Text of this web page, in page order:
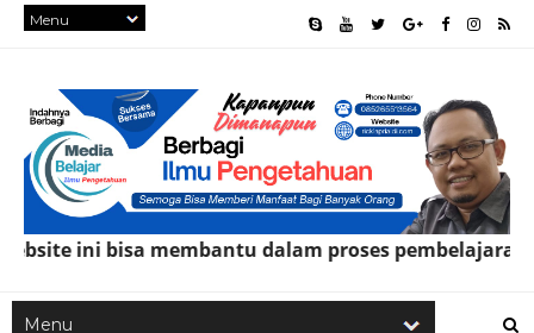
bisa membantu dalam proses pembelajaran